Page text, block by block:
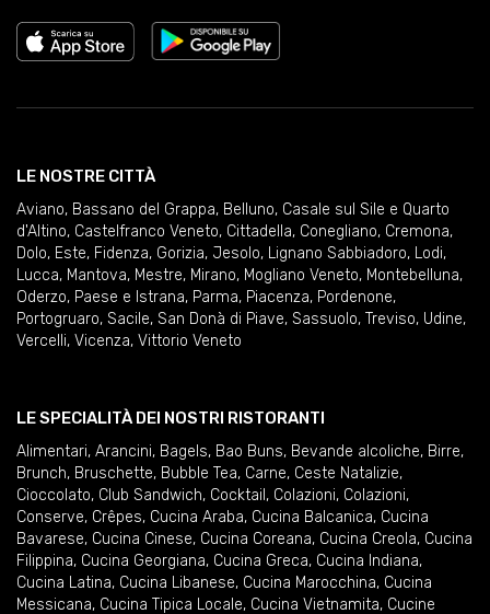
LE NOSTRE CITTÀ
Aviano, Bassano del Grappa, Belluno, Casale sul Sile e Quarto
d'Altino, Castelfranco Veneto, Cittadella, Conegliano, Cremona,
Dolo, Este, Fidenza, Gorizia, Jesolo, Lignano Sabbiadoro, Lodi,
Lucca, Mantova, Mestre, Mirano, Mogliano Veneto, Montebelluna,
Oderzo, Paese e Istrana, Parma, Piacenza, Pordenone,
Portogruaro, Sacile, San Donà di Piave, Sassuolo, Treviso, Udine,
Vercelli, Vicenza, Vittorio Veneto
LE SPECIALITÀ DEI NOSTRI RISTORANTI
Alimentari, Arancini, Bagels, Bao Buns, Bevande alcoliche, Birre,
Brunch, Bruschette, Bubble Tea, Carne, Ceste Natalizie,
Cioccolato, Club Sandwich, Cocktail , Colazioni, Colazioni,
Conserve, Crêpes, Cucina Araba, Cucina Balcanica, Cucina
Bavarese, Cucina Cinese, Cucina Coreana, Cucina Creola, Cucina
Filippina, Cucina Georgiana, Cucina Greca, Cucina Indiana,
Cucina Latina, Cucina Libanese, Cucina Marocchina, Cucina
Messicana, Cucina Tipica Locale, Cucina Vietnamita, Cucine